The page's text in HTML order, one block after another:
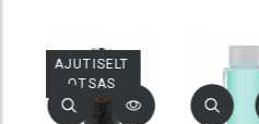
AJUTISELT
OTSAS